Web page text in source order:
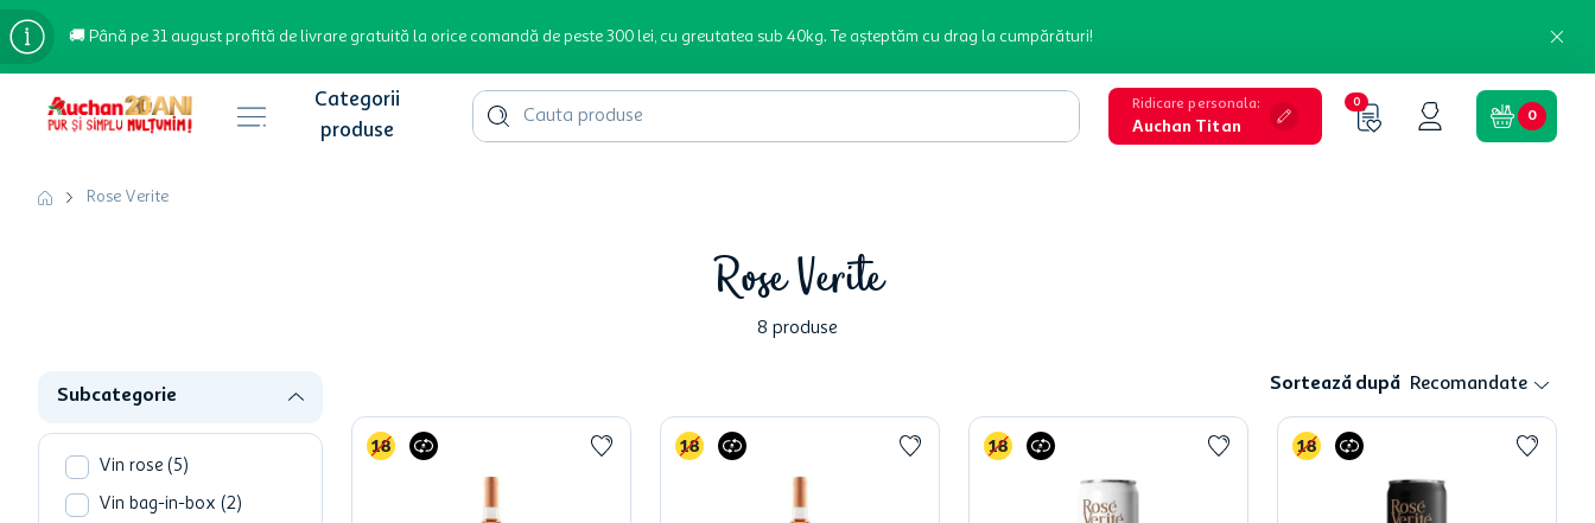
🚚 Până pe 31 august profită de livrare gratuită la orice comandă de peste 300 lei, cu greutatea sub 40kg. Te așteptăm cu drag la cumpărături!
Cauta produse Ridicare personala:
Auchan Titan
0
0
Rose Verite
Rose Verite
8 produse
Subcategorie
Vin rose ( 5 )
Vin bag-in-box (2)
Sortează după Recomandate